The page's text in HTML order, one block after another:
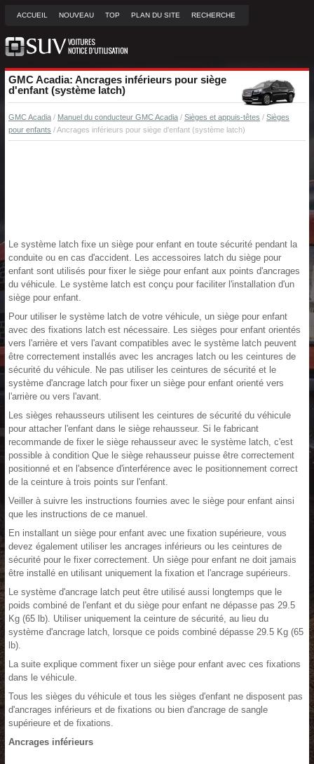
ACCUEIL NOUVEAU TOP PLAN DU SITE RECHERCHE
GMC Acadia: Ancrages inférieurs pour siège
d'enfant (système latch)
GMC Acadia / Manuel du conducteur GMC Acadia / Sièges et appuis-têtes / Sièges
pour enfants / Ancrages inférieurs pour siège d'enfant (système latch)
Le système latch fixe un siège pour enfant en toute sécurité pendant la
conduite ou en cas d'accident. Les accessoires latch du siège pour
enfant sont utilisés pour fixer le siège pour enfant aux points d'ancrages
du véhicule. Le système latch est conçu pour faciliter l'installation d'un
siège pour enfant.
Pour utiliser le système latch de votre véhicule, un siège pour enfant
avec des fixations latch est nécessaire. Les sièges pour enfant orientés
vers l'arrière et vers l'avant compatibles avec le système latch peuvent
être correctement installés avec les ancrages latch ou les ceintures de
sécurité du véhicule. Ne pas utiliser les ceintures de sécurité et le
système d'ancrage latch pour fixer un siège pour enfant orienté vers
l'arrière ou vers l'avant.
Les sièges rehausseurs utilisent les ceintures de sécurité du véhicule
pour attacher l'enfant dans le siège rehausseur. Si le fabricant
recommande de fixer le siège rehausseur avec le système latch, c'est
possible à condition Que le siège rehausseur puisse être correctement
positionné et en l'absence d'interférence avec le positionnement correct
de la ceinture à trois points sur l'enfant.
Veiller à suivre les instructions fournies avec le siège pour enfant ainsi
que les instructions de ce manuel.
En installant un siège pour enfant avec une fixation supérieure, vous
devez également utiliser les ancrages inférieurs ou les ceintures de
sécurité pour le fixer correctement. Un siège pour enfant ne doit jamais
être installé en utilisant uniquement la fixation et l'ancrage supérieurs.
Le système d'ancrage latch peut être utilisé aussi longtemps que le
poids combiné de l'enfant et du siège pour enfant ne dépasse pas 29.5
Kg (65 lb). Utiliser uniquement la ceinture de sécurité, au lieu du
système d'ancrage latch, lorsque ce poids combiné dépasse 29.5 Kg (65
lb).
La suite explique comment fixer un siège pour enfant avec ces fixations
dans le véhicule.
Tous les sièges du véhicule et tous les sièges d'enfant ne disposent pas
d'ancrages inférieurs et de fixations ou bien d'ancrage de sangle
supérieure et de fixations.
Ancrages inférieurs